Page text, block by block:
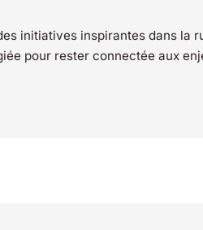
initiatives inspirantes dans la
pour rester connectée aux